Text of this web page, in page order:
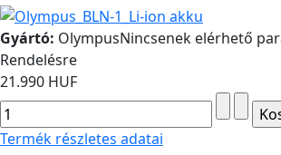
Gyártó: OlympusNincsenek elérhető
Rendelésre
21.990 HUF
Termék részletes adatai